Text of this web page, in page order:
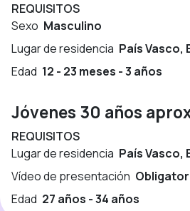
REQUISITOS
Sexo Masculino
Lugar de residencia País Vasco,
Edad 12 - 23 meses - 3 años
Jóvenes 30 años
REQUISITOS
Lugar de residencia País Vasco,
Vídeo de presentación
Edad 27 años - 34 años